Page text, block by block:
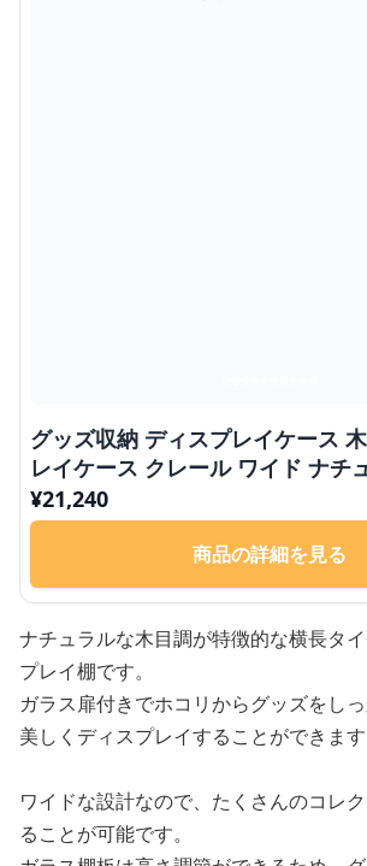
グッズ収納 ディスプレイケース
レイケース クレール ワイド ナチ
¥21,240
商品の詳細を見る
ナチュラルな木目調が特徴的な横長タ
プレイ棚です。
ガラス扉付きでホコリからグッズをしっ
美しくディスプレイすることができます
ワイドな設計なので、たくさんのコレ
ることが可能です。